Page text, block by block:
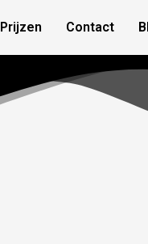
Prijzen Contact